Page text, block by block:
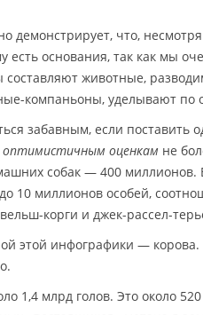
демонстрирует, что,
есть основания, так как мы
составляют животные,
компаньоны, уделывают по
забавным, если поставить
оценкам не
собак — 400 миллионов.
10 миллионов особей,
корги и джек-рассел-
этой инфографики —
1,4 млрд голов. Это около